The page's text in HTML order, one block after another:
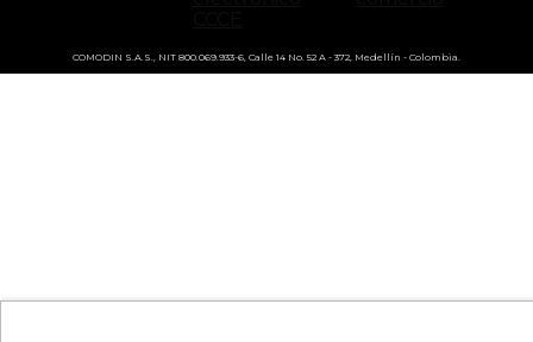
COMODIN S.A.S., NIT 800.069.933-6, Calle 14 No. 52 A - 372, Medellín - Colombia.